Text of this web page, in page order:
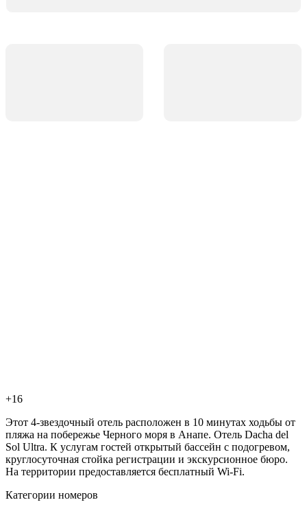
+16
Этот 4-звездочный отель расположен в 10 минутах ходьбы от
пляжа на побережье Черного моря в Анапе. Отель Dacha del
Sol Ultra. К услугам гостей открытый бассейн с подогревом,
круглосуточная стойка регистрации и экскурсионное бюро.
На территории предоставляется бесплатный Wi-Fi.
Категории номеров